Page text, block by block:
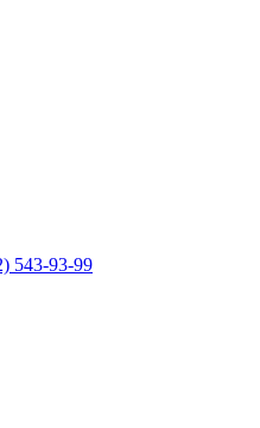
543-93-99